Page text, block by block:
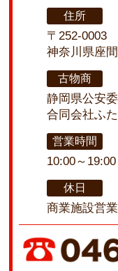
住所
〒252-0003
神奈川県座
古物商
静岡県公安
合同会社ふ
営業時間
10:00～19:00
休日
商業施設営